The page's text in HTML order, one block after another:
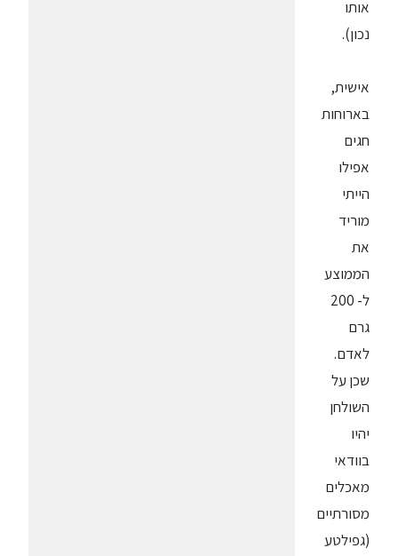
אותו
נכון).
אישית,
בארוחות
חגים
אפילו
הייתי
מוריד
את
הממוצע
ל- 200
גרם
לאדם.
שכן על
השולחן
יהיו
בוודאי
מאכלים
מסורתיים
(גפילטע